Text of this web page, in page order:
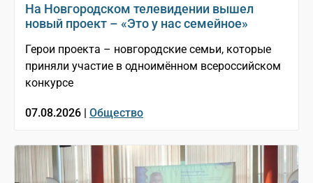
На Новгородском телевидении вышел
новый проект – «Это у нас семейное»
Герои проекта – новгородские семьи, которые
приняли участие в одноимённом всероссийском
конкурсе
07.08.2026 | Общество